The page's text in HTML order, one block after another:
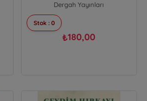
Dergah Yayınları
Stok : 0
₺180,00